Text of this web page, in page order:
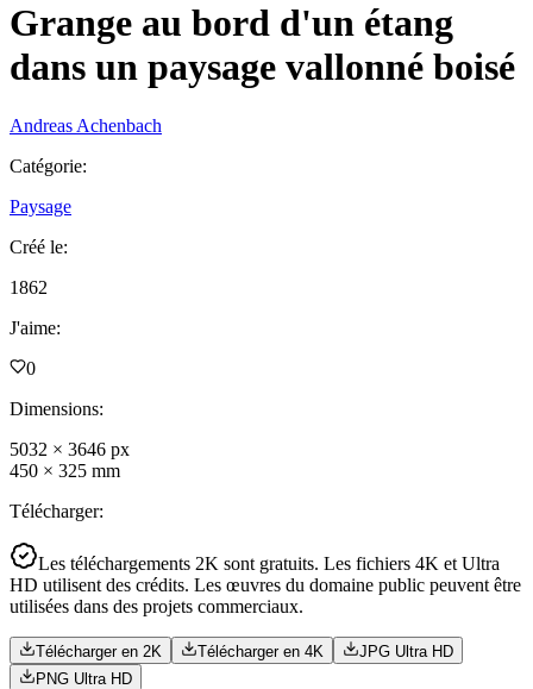
Grange au bord d'un étang
dans un paysage vallonné boisé
Andreas Achenbach
Catégorie:
Paysage
Créé le:
1862
J'aime:
0
Dimensions:
5032 × 3646 px
450 × 325 mm
Télécharger:
Les téléchargements 2K sont gratuits. Les fichiers 4K et Ultra
HD utilisent des crédits. Les œuvres du domaine public peuvent être
utilisées dans des projets commerciaux.
Télécharger en 2K Télécharger en 4K
JPG Ultra HD
PNG Ultra HD